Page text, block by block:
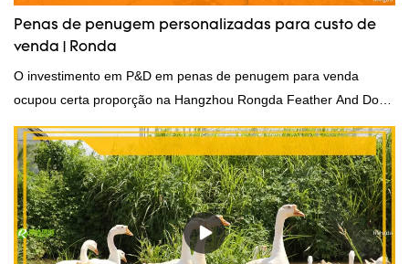
Penas de penugem personalizadas para custo de
venda | Ronda
O investimento em P&D em penas de penugem para venda
ocupou certa proporção na Hangzhou Rongda Feather And Down
Bedding Co., Ltd..